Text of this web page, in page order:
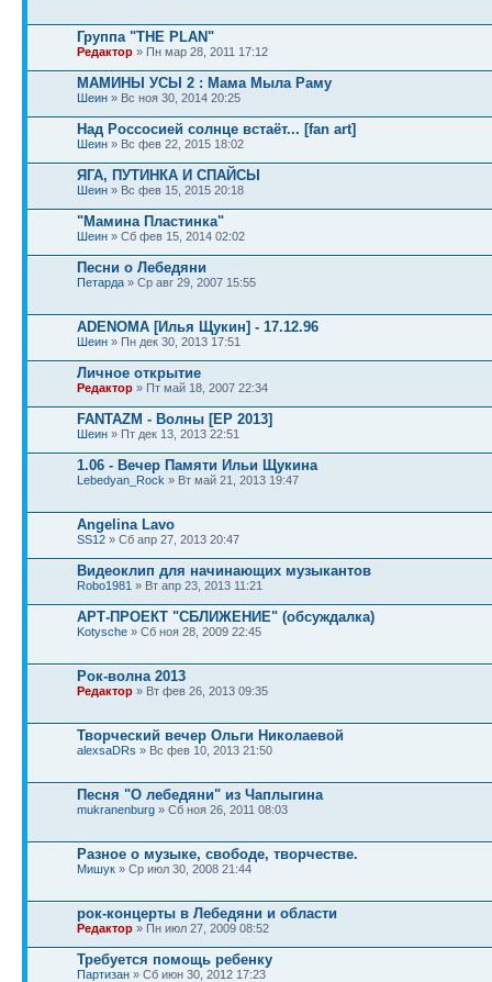
Группа "THE PLAN"
Редактор » Пн мар 28, 2011 17:12
МАМИНЫ УСЫ 2 : Мама Мыла Раму
Шеин » Вс ноя 30, 2014 20:25
Над Россосией солнце встаёт... [fan art]
Шеин » Вс фев 22, 2015 18:02
ЯГА, ПУТИНКА И СПАЙСЫ
Шеин » Вс фев 15, 2015 20:18
"Мамина Пластинка"
Шеин » Сб фев 15, 2014 02:02
Песни о Лебедяни
Петарда » Ср авг 29, 2007 15:55
ADENOMA [Илья Щукин] - 17.12.96
Шеин » Пн дек 30, 2013 17:51
Личное открытие
Редактор » Пт май 18, 2007 22:34
FANTAZM - Волны [EP 2013]
Шеин » Пт дек 13, 2013 22:51
1.06 - Вечер Памяти Ильи Щукина
Lebedyan_Rock » Вт май 21, 2013 19:47
Angelina Lavo
SS12 » Сб апр 27, 2013 20:47
Видеоклип для начинающих музыкантов
Robo1981 » Вт апр 23, 2013 11:21
АРТ-ПРОЕКТ "СБЛИЖЕНИЕ" (обсуждалка)
Kotysche » Сб ноя 28, 2009 22:45
Рок-волна 2013
Редактор » Вт фев 26, 2013 09:35
Творческий вечер Ольги Николаевой
alexsaDRs » Вс фев 10, 2013 21:50
Песня "О лебедяни" из Чаплыгина
mukranenburg » Сб ноя 26, 2011 08:03
Разное о музыке, свободе, творчестве.
Мишук » Ср июл 30, 2008 21:44
рок-концерты в Лебедяни и области
Редактор » Пн июл 27, 2009 08:52
Требуется помощь ребенку
Партизан » Сб июн 30, 2012 17:23